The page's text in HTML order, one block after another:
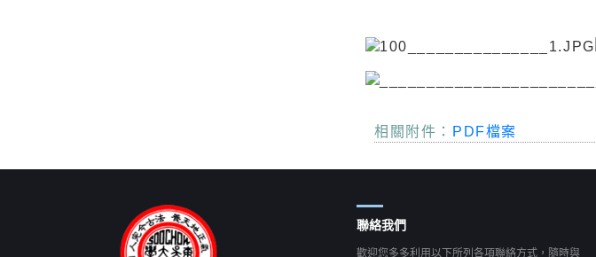
相關附件： PDF檔案
聯絡我們
歡迎您多多利用以下所列各項聯絡方式，隨時與